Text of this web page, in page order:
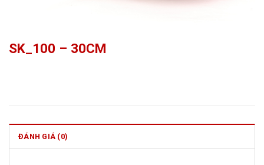
SK_100 – 30CM
ĐÁNH GIÁ (0)